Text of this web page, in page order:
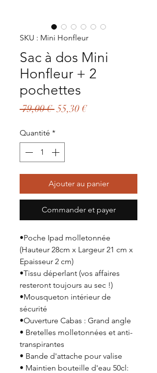
SKU : Mini Honfleur
Sac à dos Mini
Honfleur + 2
pochettes
79,00 € Prix
55,30 €Prix
Quantité *
Ajouter au panier
Commander et payer
•Poche Ipad molletonnée
(Hauteur 28cm x Largeur 21 cm x
Epaisseur 2 cm)
•Tissu déperlant (vos affaires
resteront toujours au sec !)
•Mousqueton intérieur de
sécurité
•Ouverture Cabas : Grand angle
• Bretelles molletonnées et anti-
transpirantes
• Bande d'attache pour valise
• Maintien bouteille d'eau 50cl: